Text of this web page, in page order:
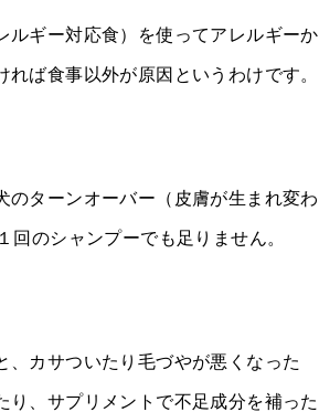
ルギー対応食）を使ってアレルギーか
ば食事以外が原因というわけです。
のターンオーバー（皮膚が生まれ変わ
のシャンプーでも足りません。
カサついたり毛づやが悪くなった
、サプリメントで不足成分を補った